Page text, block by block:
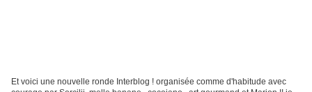
Et voici une nouvelle ronde Interblog ! organisée comme d'habitude avec